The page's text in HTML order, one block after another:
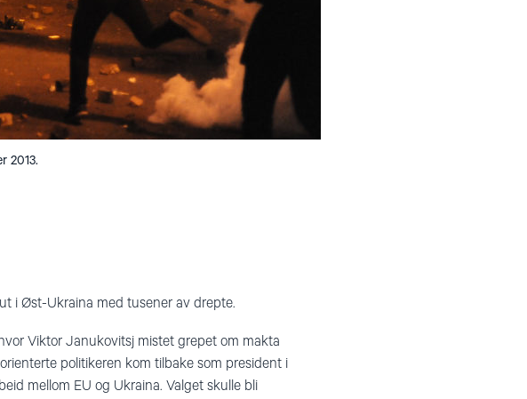
2013.
i Øst-Ukraina med tusener av drepte.
Viktor Janukovitsj mistet grepet om makta
politikeren kom tilbake som president i
mellom EU og Ukraina. Valget skulle bli